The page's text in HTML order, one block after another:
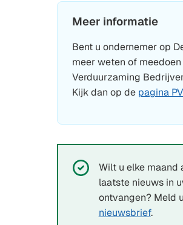
Meer informatie
Bent u ondernemer op
meer weten of
Verduurzaming
Kijk dan op de pagina
Succesvol:
Wilt u elke maand
laatste nieuws in
ontvangen? Meld
nieuwsbrief.